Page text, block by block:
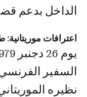
الداخل بدعم
اعترافات
السفير
نظيره